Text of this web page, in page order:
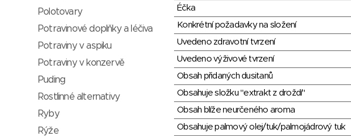
Éčka
Konkrétní požadavky na složení
Uvedeno zdravotní tvrzení
Uvedeno výživové tvrzení
Obsah přidaných dusitanů
Obsahuje složku "extrakt z droždí"
Obsah blíže neurčeného aroma
Obsahuje palmový olej/tuk/palmojádrový tuk
Polotovary
Potravinové doplňky a léčiva
Potraviny v aspiku
Potraviny v konzervě
Puding
Rostlinné alternativy
Ryby
Rýže